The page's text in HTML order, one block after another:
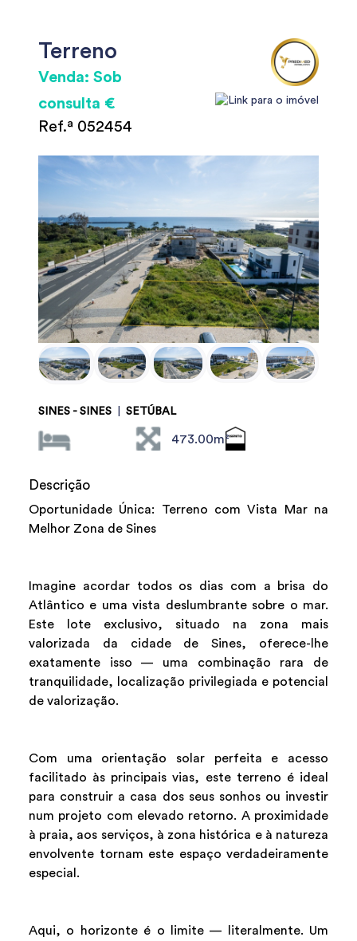
Terreno
Venda: Sob
consulta €
Ref.ª 052454
SINES - SINES SETÚBAL
473.00m²
Descrição
Oportunidade Única: Terreno com Vista Mar na
Melhor Zona de Sines
Imagine acordar todos os dias com a brisa do
Atlântico e uma vista deslumbrante sobre o mar.
Este lote exclusivo, situado na zona mais
valorizada da cidade de Sines, oferece-lhe
exatamente isso — uma combinação rara de
tranquilidade, localização privilegiada e potencial
de valorização.
Com uma orientação solar perfeita e acesso
facilitado às principais vias, este terreno é ideal
para construir a casa dos seus sonhos ou investir
num projeto com elevado retorno. A proximidade
à praia, aos serviços, à zona histórica e à natureza
envolvente tornam este espaço verdadeiramente
especial.
Aqui, o horizonte é o limite — literalmente. Um